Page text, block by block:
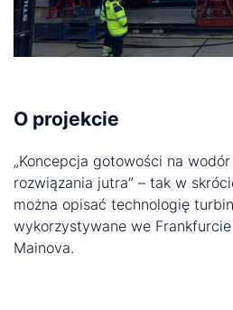
O projekcie
„Koncepcja gotowości na
rozwiązania jutra” – tak w
można opisać technologię
wykorzystywane we
Mainova.